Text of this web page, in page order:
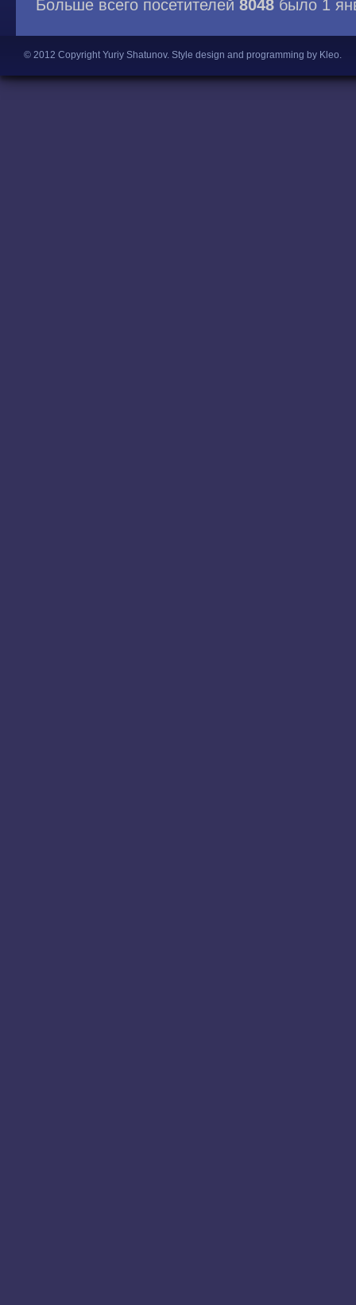
Больше всего посетителей 8048 было 1
© 2012 Copyright Yuriy Shatunov. Style design and programming by Kleo.